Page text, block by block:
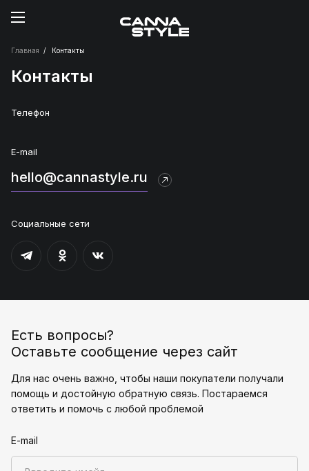
Главная Контакты
Контакты
Телефон
E-mail
hello@cannastyle.ru
Социальные сети
Есть вопросы?
Оставьте сообщение через сайт
Для нас очень важно, чтобы наши покупатели получали
помощь и достойную обратную связь. Постараемся
ответить и помочь с любой проблемой
E-mail